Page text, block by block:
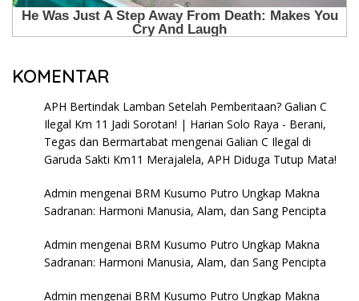
KOMENTAR
APH Bertindak Lamban Setelah Pemberitaan? Galian C
Ilegal Km 11 Jadi Sorotan! | Harian Solo Raya - Berani,
Tegas dan Bermartabat mengenai Galian C Ilegal di
Garuda Sakti Km11 Merajalela, APH Diduga Tutup Mata!
Admin mengenai BRM Kusumo Putro Ungkap Makna
Sadranan: Harmoni Manusia, Alam, dan Sang Pencipta
Admin mengenai BRM Kusumo Putro Ungkap Makna
Sadranan: Harmoni Manusia, Alam, dan Sang Pencipta
Admin mengenai BRM Kusumo Putro Ungkap Makna